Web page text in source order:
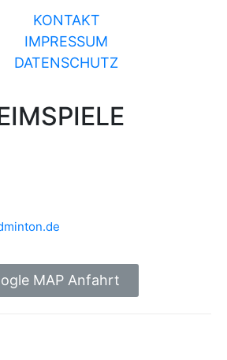
KONTAKT
IMPRESSUM
DATENSCHUTZ
MAP Anfahrt